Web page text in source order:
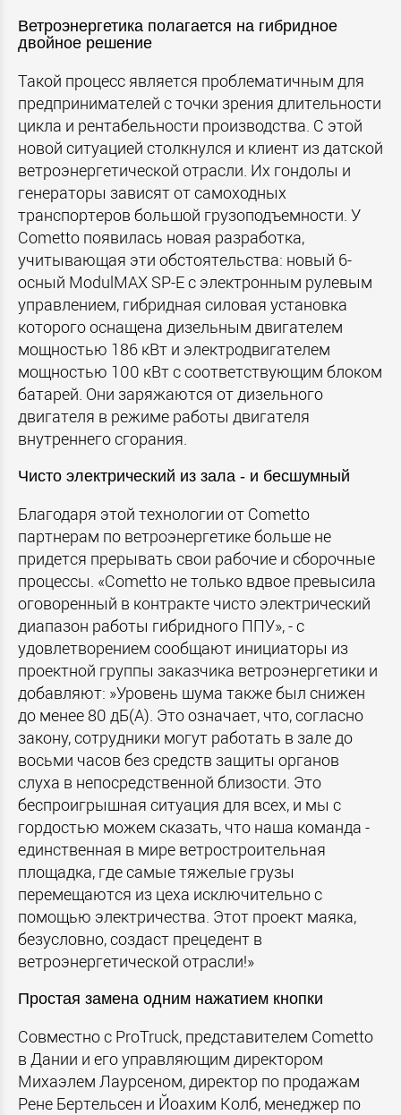
Ветроэнергетика полагается на гибридное
двойное решение
Такой процесс является проблематичным для
предпринимателей с точки зрения длительности
цикла и рентабельности производства. С этой
новой ситуацией столкнулся и клиент из датской
ветроэнергетической отрасли. Их гондолы и
генераторы зависят от самоходных
транспортеров большой грузоподъемности. У
Cometto появилась новая разработка,
учитывающая эти обстоятельства: новый 6-
осный ModulMAX SP-E с электронным рулевым
управлением, гибридная силовая установка
которого оснащена дизельным двигателем
мощностью 186 кВт и электродвигателем
мощностью 100 кВт с соответствующим блоком
батарей. Они заряжаются от дизельного
двигателя в режиме работы двигателя
внутреннего сгорания.
Чисто электрический из зала - и бесшумный
Благодаря этой технологии от Cometto
партнерам по ветроэнергетике больше не
придется прерывать свои рабочие и сборочные
процессы. «Cometto не только вдвое превысила
оговоренный в контракте чисто электрический
диапазон работы гибридного ППУ», - с
удовлетворением сообщают инициаторы из
проектной группы заказчика ветроэнергетики и
добавляют: »Уровень шума также был снижен
до менее 80 дБ(А). Это означает, что, согласно
закону, сотрудники могут работать в зале до
восьми часов без средств защиты органов
слуха в непосредственной близости. Это
беспроигрышная ситуация для всех, и мы с
гордостью можем сказать, что наша команда -
единственная в мире ветростроительная
площадка, где самые тяжелые грузы
перемещаются из цеха исключительно с
помощью электричества. Этот проект маяка,
безусловно, создаст прецедент в
ветроэнергетической отрасли!»
Простая замена одним нажатием кнопки
Совместно с ProTruck, представителем Cometto
в Дании и его управляющим директором
Михаэлем Лаурсеном, директор по продажам
Рене Бертельсен и Йоахим Колб, менеджер по